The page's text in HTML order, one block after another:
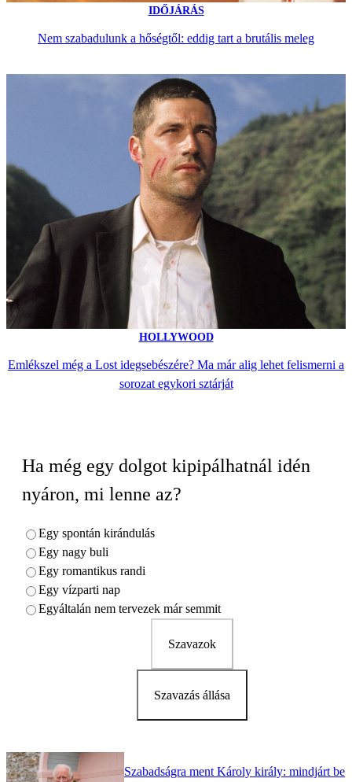
IDŐJÁRÁS
Nem szabadulunk a hőségtől: eddig tart a brutális meleg
HOLLYWOOD
Emlékszel még a Lost idegsebészére? Ma már alig lehet felismerni a
sorozat egykori sztárját
Ha még egy dolgot kipipálhatnál idén
nyáron, mi lenne az?
Egy spontán kirándulás
Egy nagy buli
Egy romantikus randi
Egy vízparti nap
Egyáltalán nem tervezek már semmit
Szavazok
Szavazás állása
Szabadságra ment Károly király: mindjárt be